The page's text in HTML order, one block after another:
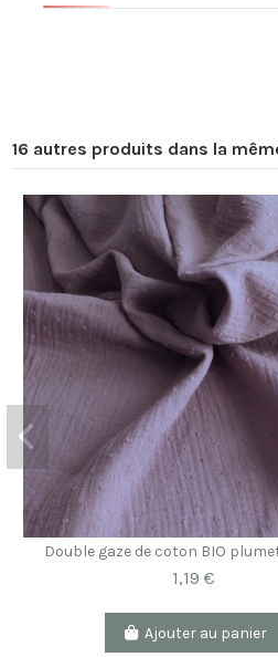
16 autres produits dans la
Double gaze de coton BIO
1,19 €
Ajouter au panier